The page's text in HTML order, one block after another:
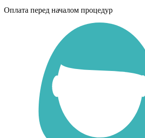
Оплата перед началом процедур